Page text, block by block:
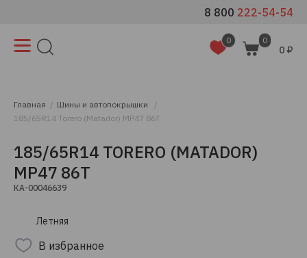
8 800 222-54-54
0 0
0 ₽
Главная
Шины и автопокрышки
185/65R14 Torero (Matador) MP47 86T
185/65R14 TORERO (MATADOR)
MP47 86T
КА-00046639
Летняя
В избранное